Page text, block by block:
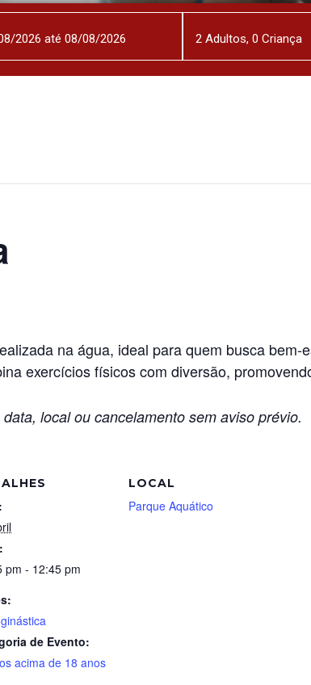
na água, ideal para quem busca
exercícios físicos com diversão,
local ou cancelamento sem aviso prévio.
pm - 12:45 pm
de Evento:
acima de 18 anos
LOCAL
Parque Aquático
2Adultos, 0 Criança